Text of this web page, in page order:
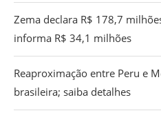
Zema declara R$ 178,7
informa R$ 34,1 milhões
Reaproximação entre Peru e
brasileira; saiba detalhes